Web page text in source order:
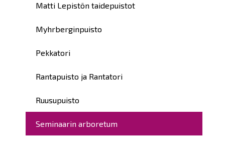
Matti Lepistön taidepuistot
Myhrberginpuisto
Pekkatori
Rantapuisto ja Rantatori
Ruusupuisto
Seminaarin arboretum